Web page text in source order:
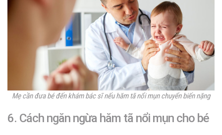
Mẹ cần đưa bé đến khám bác sĩ nếu hăm tã nổi mụn chuyển biến nặng
6. Cách ngăn ngừa hăm tã nổi mụn cho bé